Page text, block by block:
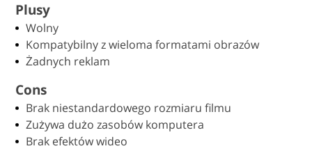
Plusy
Wolny
Kompatybilny z wieloma formatami obrazów
Żadnych reklam
Cons
Brak niestandardowego rozmiaru filmu
Zużywa dużo zasobów komputera
Brak efektów wideo